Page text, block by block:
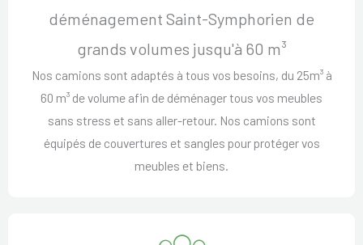
déménagement Saint-Symphorien de
grands volumes jusqu'à 60 m³
Nos camions sont adaptés à tous vos besoins, du 25m³ à
60 m³ de volume afin de déménager tous vos meubles
sans stress et sans aller-retour. Nos camions sont
équipés de couvertures et sangles pour protéger vos
meubles et biens.